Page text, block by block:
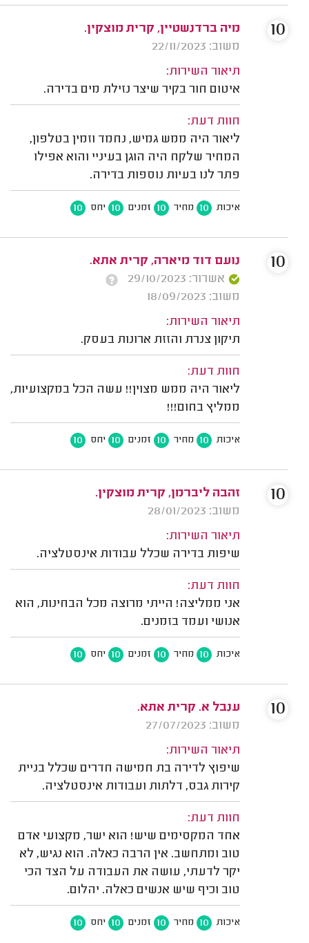
מיה ברדנשטיין, קרית מוצקין.
משוב: 22/11/2023
תיאור השירות:
איטום חור בקיר שיצר נזילת מים בדירה.
חוות דעת:
ליאור היה ממש גמיש, נחמד וזמין בטלפון,
המחיר שלקח היה הוגן בעיניי והוא אפילו
פתר לנו בעיות נוספות בדירה.
איכות 10 מחיר 10 זמנים 10 יחס 10
10
נועם דוד מיארה, קרית אתא.
אשרור: 29/10/2023
משוב: 18/09/2023
תיאור השירות:
תיקון צנרת והזזת ארונות בעסק.
חוות דעת:
ליאור היה ממש מצוין!! עשה הכל במקצועיות,
ממליץ בחום!!!
איכות 10 מחיר 10 זמנים 10 יחס 10
10
זהבה ליברמן, קרית מוצקין.
משוב: 28/01/2023
תיאור השירות:
שיפות בדירה שכלל עבודות אינסטלציה.
חוות דעת:
אני ממליצה! הייתי מרוצה מכל הבחינות, הוא
אנושי ועמד בזמנים.
איכות 10 מחיר 10 זמנים 10 יחס 10
10
ענבל א. קרית אתא.
משוב: 27/07/2023
תיאור השירות:
שיפוץ לדירה בת חמישה חדרים שכלל בניית
קירות גבס, דלתות ועבודות אינסטלציה.
חוות דעת:
אחד המקסימים שיש! הוא ישר, מקצועי אדם
טוב ומתחשב. אין הרבה כאלה. הוא נגיש, לא
יקר לדעתי, עושה את העבודה על הצד הכי
טוב וכיף שיש אנשים כאלה. יהלום.
איכות 10 מחיר 10 זמנים 10 יחס 10
10